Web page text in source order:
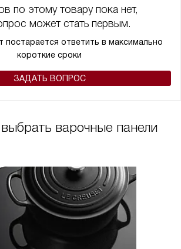
по этому товару пока нет,
может стать первым.
постарается ответить в максимально
короткие сроки
ЗАДАТЬ ВОПРОС
варочные панели